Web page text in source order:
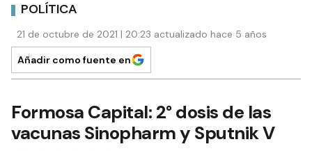
POLÍTICA
21 de octubre de 2021 | 20:23 actualizado hace 5 años
Añadir como fuente en
Formosa Capital: 2° dosis de las
vacunas Sinopharm y Sputnik V